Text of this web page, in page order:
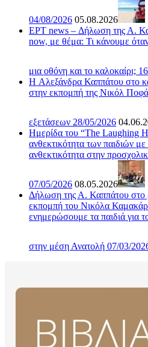
04/08/2026 05.08.2026
ΕΡΤ news – Δήλωση της Α.
now, με θέμα: Τι κάνουμε
μια οθόνη και το καλοκαίρι;
H Αλεξάνδρα Καππάτου στο
στην εκπομπή της Νικόλ
εξετάσεων 28/05/2026
Ημερίδα του “The Laughing
ανθεκτικότητα των παιδιών
ανθεκτικότητα στην
07/05/2026 08.05.2026
Δήλωση της Α. Καππάτου στο
εκπομπή του Νικόλα
ενημερώσουμε τα παιδιά για
στην μέση Ανατολή 07/03/